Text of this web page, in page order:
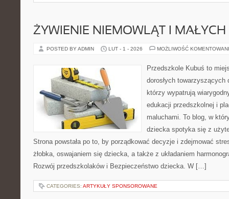
ŻYWIENIE NIEMOWLĄT I MAŁYCH
POSTED BY ADMIN LUT - 1 - 2026 MOŻLIWOŚĆ
Przedszkole Kubuś to
dorosłych
którzy wypatrują
edukacji przedszkolnej i
maluchami. To blog, w
dziecka spotyka się z
Strona powstała po to, by porządkować decyzje i zdejmować
żłobka, oswajaniem się dziecka, a także z układaniem
Rozwój przedszkolaków i Bezpieczeństwo dziecka. W […]
CATEGORIES: ARTYKUŁY SPONSOROWANE